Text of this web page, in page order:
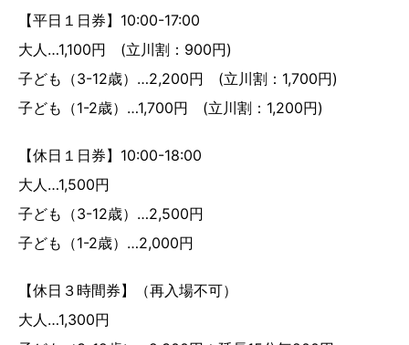
【平日１日券】10:00-17:00
大人…1,100円 (立川割：900円)
子ども（3-12歳）…2,200円 (立川割：1,700円)
子ども（1-2歳）…1,700円 (立川割：1,200円)
【休日１日券】10:00-18:00
大人…1,500円
子ども（3-12歳）…2,500円
子ども（1-2歳）…2,000円
【休日３時間券】（再入場不可）
大人…1,300円